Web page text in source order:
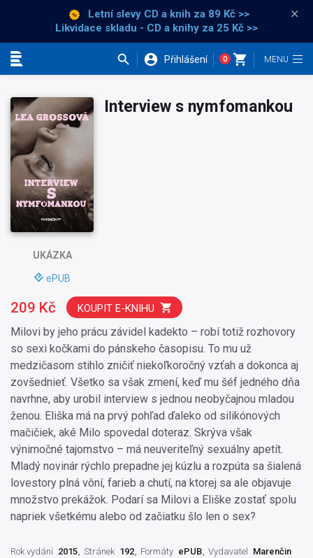
Letní slevy CD a knih za 89 Kč >>
Likvidace skladu - CD a knihy za 25 Kč >>
×
Přihlášení 0
UKÁZKA
ePUB
Interview s nymfomankou
Milovi by jeho prácu závidel kadekto – robí totiž rozhovory
so sexi kočkami do pánskeho časopisu. To mu už
medzičasom stihlo zničiť niekoľkoročný vzťah a dokonca aj
zovšednieť. Všetko sa však zmení, keď mu šéf jedného dňa
navrhne, aby urobil interview s jednou neobyčajnou mladou
ženou. Eliška má na prvý pohľad ďaleko od silikónových
mačičiek, aké Milo spovedal doteraz. Skrýva však
výnimočné tajomstvo – má neuveriteľný sexuálny apetít.
Mladý novinár rýchlo prepadne jej kúzlu a rozpúta sa šialená
lovestory plná vôní, farieb a chutí, na ktorej sa ale objavuje
množstvo prekážok. Podarí sa Milovi a Eliške zostať spolu
napriek všetkému alebo od začiatku šlo len o sex?
209 Kč KOUPIT E-KNIHU
Rok vydání 2015 Stránek 192 Formáty ePUB Vydavatel
Marenčin